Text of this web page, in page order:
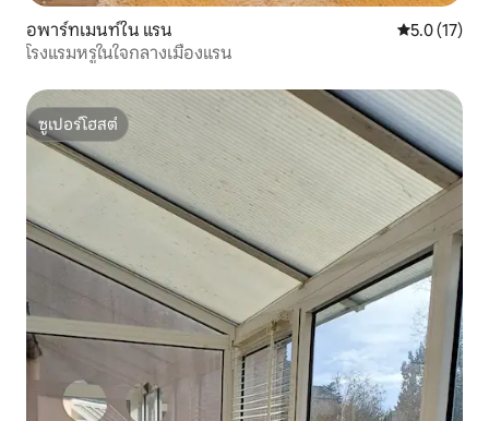
อพาร์ทเมนท์ใน แรน คะแนนเฉลี่ย
5.0 (17)
โรงแรมหรูในใจกลางเมืองแรน
ซูเปอร์โฮสต์
ซูเปอร์โฮสต์